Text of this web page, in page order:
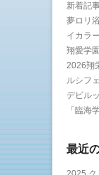
新着記
夢ロリ
イカラ
翔愛学
2026翔
ルシフ
デビル
「臨海
最近